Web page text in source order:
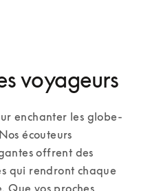
voyageurs
enchanter les globe-
écouteurs
offrent des
qui rendront chaque
Que vos proches